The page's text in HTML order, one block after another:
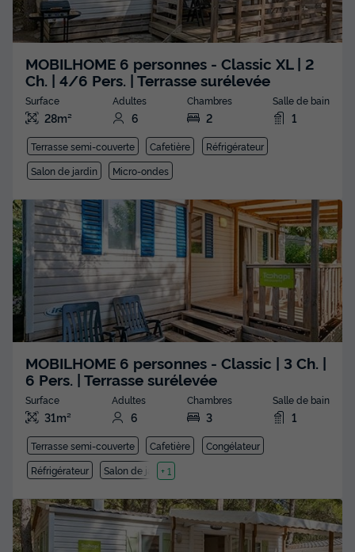
MOBILHOME 6 personnes - Classic XL | 2
Ch. | 4/6 Pers. | Terrasse surélevée
Surface
28m²
Adultes
6
Chambres
2
Salle de bain
1
Terrasse semi-couverte Cafetière
Réfrigérateur
Salon de jardin
Micro-ondes
MOBILHOME 6 personnes - Classic | 3 Ch. |
6 Pers. | Terrasse surélevée
Surface
31m²
Adultes
6
Chambres
3
Salle de bain
1
Terrasse semi-couverte Cafetière
Congélateur
Réfrigérateur
Salon de jardin
+ 1